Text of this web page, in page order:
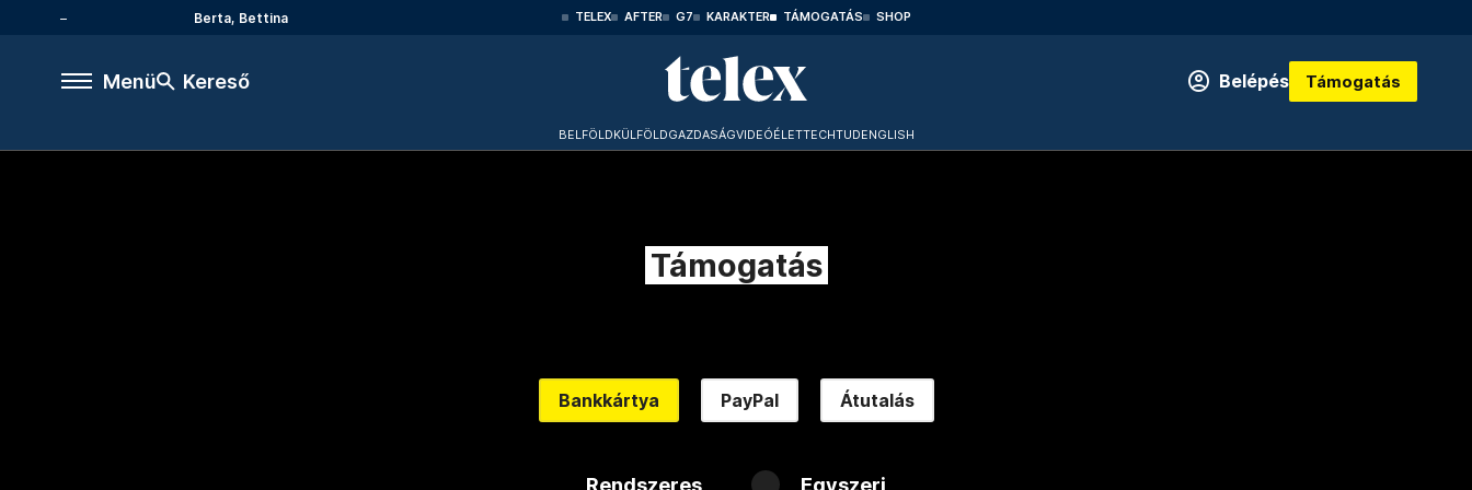
Berta, Bettina TELEX AFTER G7 KARAKTER TÁMOGATÁS SHOP
Menü Kereső Belépés Támogatás
BELFÖLDKÜLFÖLDGAZDASÁGVIDEÓÉLETTECHTUDENGLISH
Támogatás
Bankkártya PayPal Átutalás
Rendszeres Egyszeri